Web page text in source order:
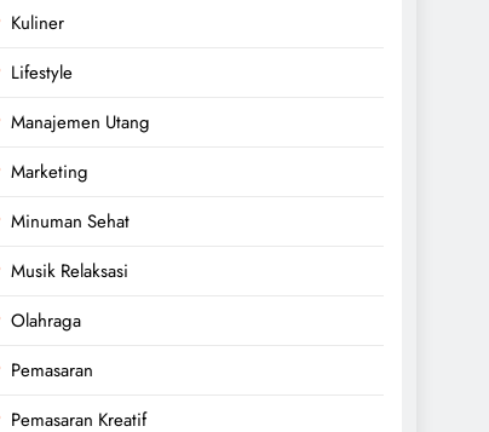
Kuliner
Lifestyle
Manajemen Utang
Marketing
Minuman Sehat
Musik Relaksasi
Olahraga
Pemasaran
Pemasaran Kreatif